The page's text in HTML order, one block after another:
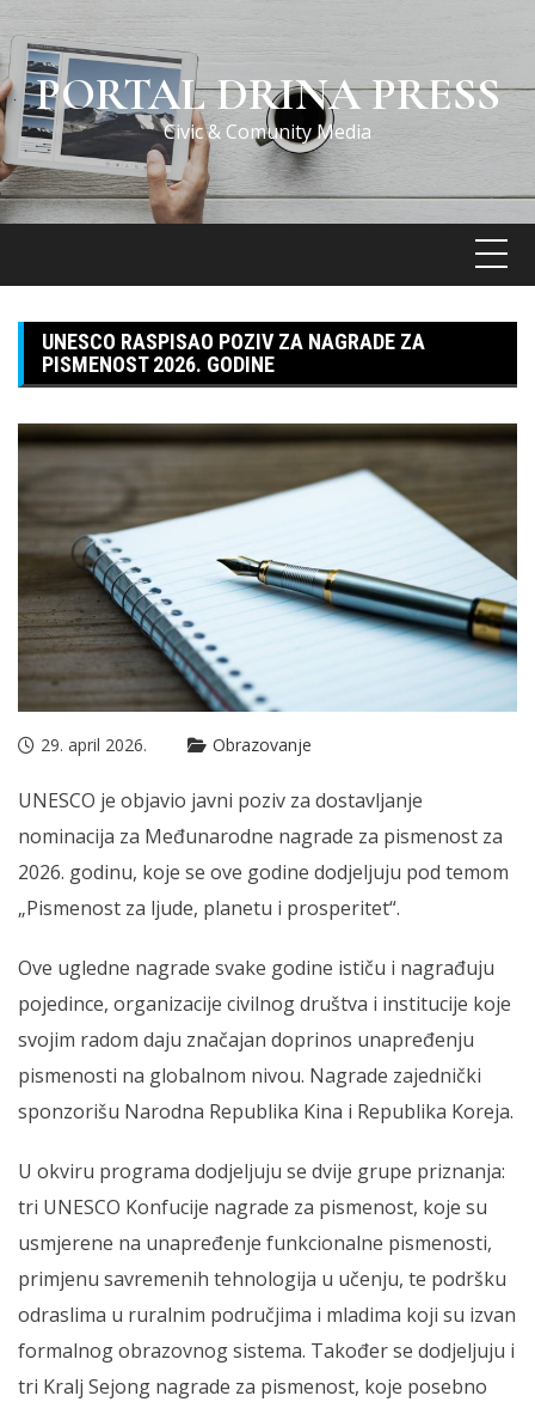
Skip
to
contentPORTAL DRINA PRESS
Civic & Comunity Media
UNESCO RASPISAO POZIV ZA NAGRADE ZA
PISMENOST 2026. GODINE
29. april 2026. Obrazovanje
UNESCO je objavio javni poziv za dostavljanje
nominacija za Međunarodne nagrade za pismenost za
2026. godinu, koje se ove godine dodjeljuju pod temom
„Pismenost za ljude, planetu i prosperitet“.
Ove ugledne nagrade svake godine ističu i nagrađuju
pojedince, organizacije civilnog društva i institucije koje
svojim radom daju značajan doprinos unapređenju
pismenosti na globalnom nivou. Nagrade zajednički
sponzorišu Narodna Republika Kina i Republika Koreja.
U okviru programa dodjeljuju se dvije grupe priznanja:
tri UNESCO Konfucije nagrade za pismenost, koje su
usmjerene na unapređenje funkcionalne pismenosti,
primjenu savremenih tehnologija u učenju, te podršku
odraslima u ruralnim područjima i mladima koji su izvan
formalnog obrazovnog sistema. Također se dodjeljuju i
tri Kralj Sejong nagrade za pismenost, koje posebno